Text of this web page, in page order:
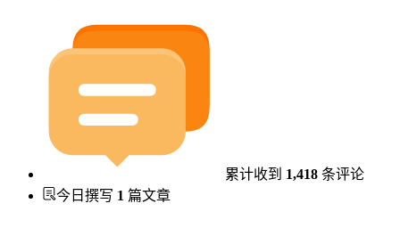
累计收到 1,418 条评论
今日撰写 1 篇文章